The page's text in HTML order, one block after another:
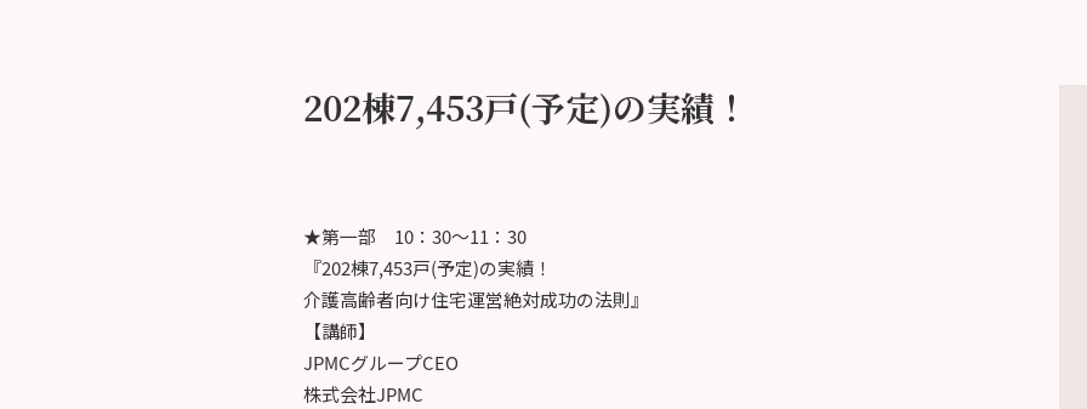
202棟7,453戸(予定)の実績！
★第一部 10：30～11：30
『202棟7,453戸(予定)の実績！
介護高齢者向け住宅運営絶対成功の法則』
【講師】
JPMCグループCEO
株式会社JPMC